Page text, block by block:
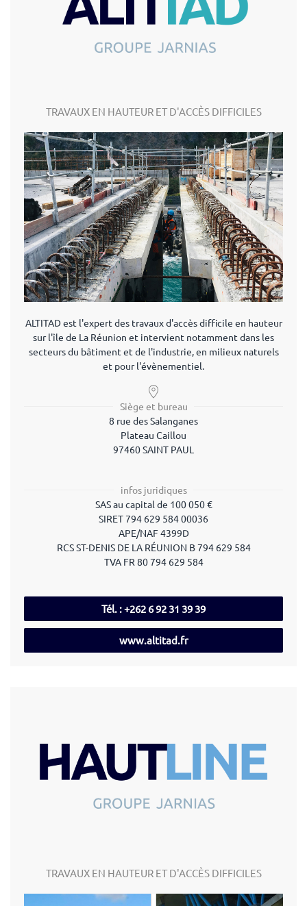
TRAVAUX EN HAUTEUR ET D'ACCÈS DIFFICILES
ALTITAD est l'expert des travaux d'accès difficile en hauteur
sur l'île de La Réunion et intervient notamment dans les
secteurs du bâtiment et de l'industrie, en milieux naturels
et pour l'évènementiel.
Siège et bureau
8 rue des Salanganes
Plateau Caillou
97460 SAINT PAUL
infos juridiques
SASau capital de 100 050€
SIRET794 629 584 00036
APE/NAF 4399D
RCS ST-DENIS DE LA RÉUNION B 794 629 584
TVAFR 80 794 629 584
Tél. : ‭+262 6 92 31 39 39
www.altitad.fr
TRAVAUX EN HAUTEUR ET D'ACCÈS DIFFICILES